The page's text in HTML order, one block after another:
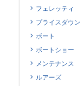
フェレッティ
プライスダウン
ボート
ボートショー
メンテナンス
ルアーズ